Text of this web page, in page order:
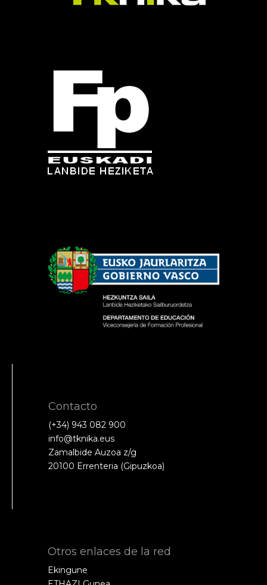
Contacto
(+34) 943 082 900
info@tknika.eus
Zamalbide Auzoa z/g
20100 Errenteria (Gipuzkoa)
Otros enlaces de la red
Ekingune